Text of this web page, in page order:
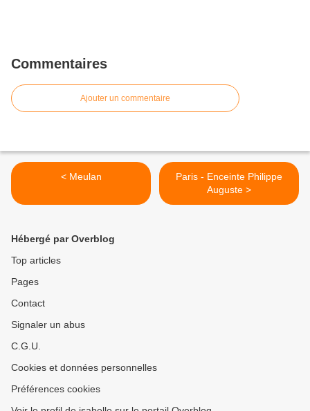
Commentaires
Ajouter un commentaire
< Meulan
Paris - Enceinte Philippe
Auguste >
Hébergé par Overblog
Top articles
Pages
Contact
Signaler un abus
C.G.U.
Cookies et données personnelles
Préférences cookies